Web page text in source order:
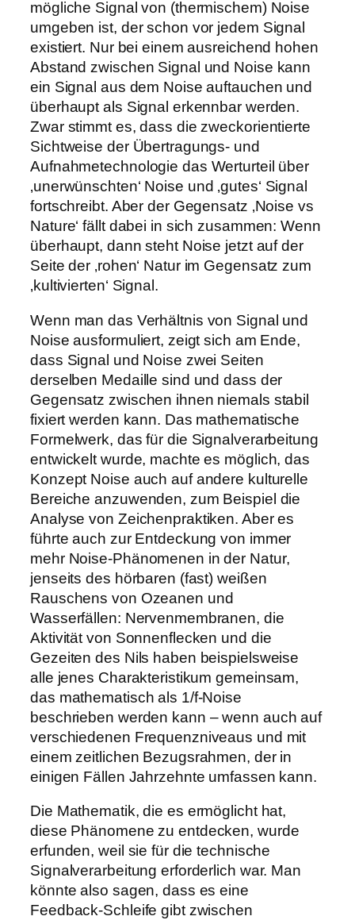
mögliche Signal von (thermischem) Noise
umgeben ist, der schon vor jedem Signal
existiert. Nur bei einem ausreichend hohen
Abstand zwischen Signal und Noise kann
ein Signal aus dem Noise auftauchen und
überhaupt als Signal erkennbar werden.
Zwar stimmt es, dass die zweckorientierte
Sichtweise der Übertragungs- und
Aufnahmetechnologie das Werturteil über
‚unerwünschten‘ Noise und ‚gutes‘ Signal
fortschreibt. Aber der Gegensatz ‚Noise vs
Nature‘ fällt dabei in sich zusammen: Wenn
überhaupt, dann steht Noise jetzt auf der
Seite der ‚rohen‘ Natur im Gegensatz zum
‚kultivierten‘ Signal.
Wenn man das Verhältnis von Signal und
Noise ausformuliert, zeigt sich am Ende,
dass Signal und Noise zwei Seiten
derselben Medaille sind und dass der
Gegensatz zwischen ihnen niemals stabil
fixiert werden kann. Das mathematische
Formelwerk, das für die Signalverarbeitung
entwickelt wurde, machte es möglich, das
Konzept Noise auch auf andere kulturelle
Bereiche anzuwenden, zum Beispiel die
Analyse von Zeichenpraktiken. Aber es
führte auch zur Entdeckung von immer
mehr Noise-Phänomenen in der Natur,
jenseits des hörbaren (fast) weißen
Rauschens von Ozeanen und
Wasserfällen: Nervenmembranen, die
Aktivität von Sonnenflecken und die
Gezeiten des Nils haben beispielsweise
alle jenes Charakteristikum gemeinsam,
das mathematisch als 1/f-Noise
beschrieben werden kann – wenn auch auf
verschiedenen Frequenzniveaus und mit
einem zeitlichen Bezugsrahmen, der in
einigen Fällen Jahrzehnte umfassen kann.
Die Mathematik, die es ermöglicht hat,
diese Phänomene zu entdecken, wurde
erfunden, weil sie für die technische
Signalverarbeitung erforderlich war. Man
könnte also sagen, dass es eine
Feedback-Schleife gibt zwischen